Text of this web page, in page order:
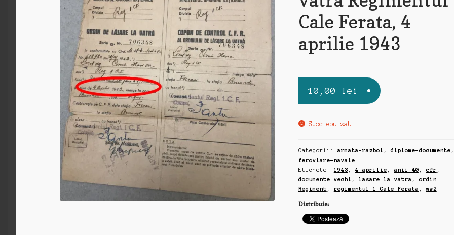
Cale Ferata, 4
aprilie 1943
10,00 lei
Stoc epuizat
Categorii:armata-razboi ,diplome-documente ,
feroviare-navale
Etichete: 1943 , 4 aprilie ,anii 40 ,cfr ,
documente vechi , lasare la vatra ,ordin
Regiment , regimentul 1 Cale Ferata ,ww2
Distribuie: